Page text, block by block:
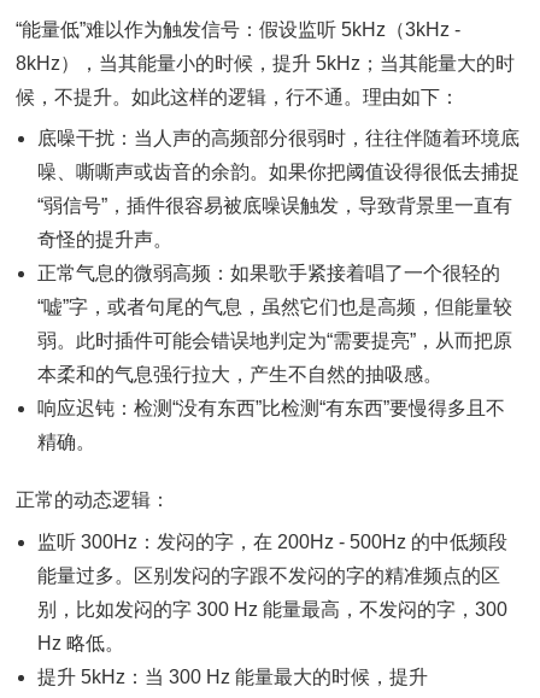
“能量低”难以作为触发信号：假设监听 5kHz（3kHz -
8kHz），当其能量小的时候，提升 5kHz；当其能量大的时
候，不提升。如此这样的逻辑，行不通。理由如下：
底噪干扰：当人声的高频部分很弱时，往往伴随着环境底
噪、嘶嘶声或齿音的余韵。如果你把阈值设得很低去捕捉
“弱信号”，插件很容易被底噪误触发，导致背景里一直有
奇怪的提升声。
正常气息的微弱高频：如果歌手紧接着唱了一个很轻的
“嘘”字，或者句尾的气息，虽然它们也是高频，但能量较
弱。此时插件可能会错误地判定为“需要提亮”，从而把原
本柔和的气息强行拉大，产生不自然的抽吸感。
响应迟钝：检测“没有东西”比检测“有东西”要慢得多且不
精确。
正常的动态逻辑：
监听 300Hz：发闷的字，在 200Hz - 500Hz 的中低频段
能量过多。区别发闷的字跟不发闷的字的精准频点的区
别，比如发闷的字 300 Hz 能量最高，不发闷的字，300
Hz 略低。
提升 5kHz：当 300 Hz 能量最大的时候，提升